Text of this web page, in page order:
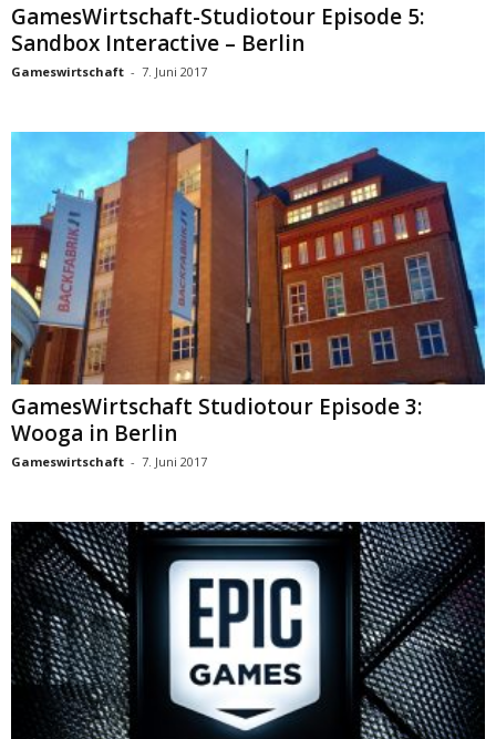
GamesWirtschaft-Studiotour Episode 5:
Sandbox Interactive – Berlin
Gameswirtschaft - 7. Juni 2017
GamesWirtschaft Studiotour Episode 3:
Wooga in Berlin
Gameswirtschaft - 7. Juni 2017